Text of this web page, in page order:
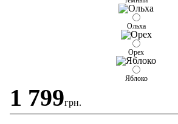
Ольха
Орех
Яблоко
1 799грн.